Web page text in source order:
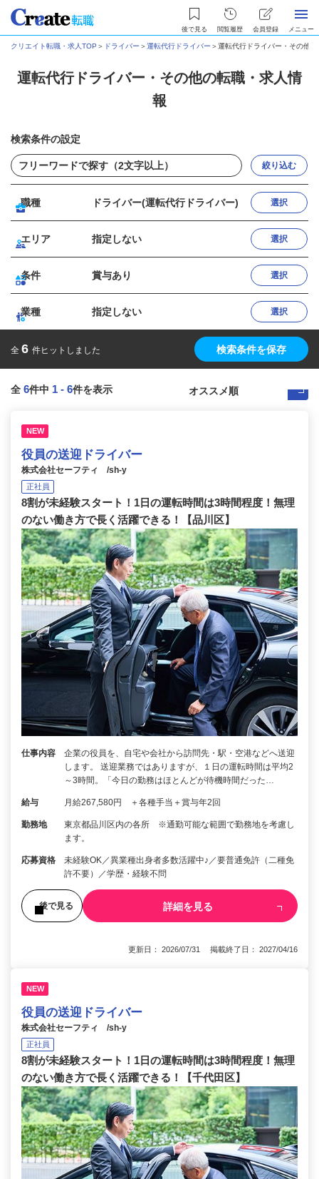
後で見る 閲覧履歴 会員登録 メニュー
クリエイト転職・求人TOP ＞ ドライバー ＞運転代行ドライバー ＞運転代行ドライバー・その他
運転代行ドライバー・その他の転職・求人情
報
検索条件の設定
絞り込む
職種 ドライバー(運転代行ドライバー) 選択
エリア 指定しない 選択
条件 賞与あり 選択
業種 指定しない 選択
全 6 件ヒットしました 検索条件を保存
全 6件中 1 - 6件を表示
NEW
役員の送迎ドライバー
株式会社セーフティ /sh-y
正社員
8割が未経験スタート！1日の運転時間は3時間程度！無理
のない働き方で長く活躍できる！【品川区】
仕事内容
企業の役員を、自宅や会社から訪問先・駅・空港などへ送迎
します。 送迎業務ではありますが、１日の運転時間は平均2
～3時間。「今日の勤務はほとんどが待機時間だった…
給与 月給267,580円 ＋各種手当＋賞与年2回
勤務地
東京都品川区内の各所 ※通勤可能な範囲で勤務地を考慮し
ます。
応募資格
未経験OK／異業種出身者多数活躍中♪／要普通免許（二種免
許不要）／学歴・経験不問
後で見る 詳細を見る
更新日： 2026/07/31 掲載終了日： 2027/04/16
NEW
役員の送迎ドライバー
株式会社セーフティ /sh-y
正社員
8割が未経験スタート！1日の運転時間は3時間程度！無理
のない働き方で長く活躍できる！【千代田区】